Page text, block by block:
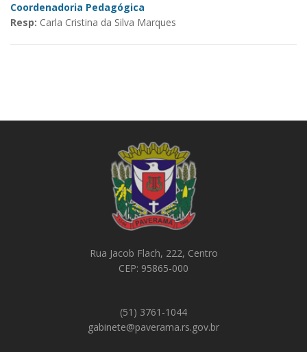
Coordenadoria Pedagógica
Resp: Carla Cristina da Silva Marques
Rua Jacob Flach, 222, Centro
CEP: 95865-000
(51) 3761-1044
gabinete@paverama.rs.gov.br